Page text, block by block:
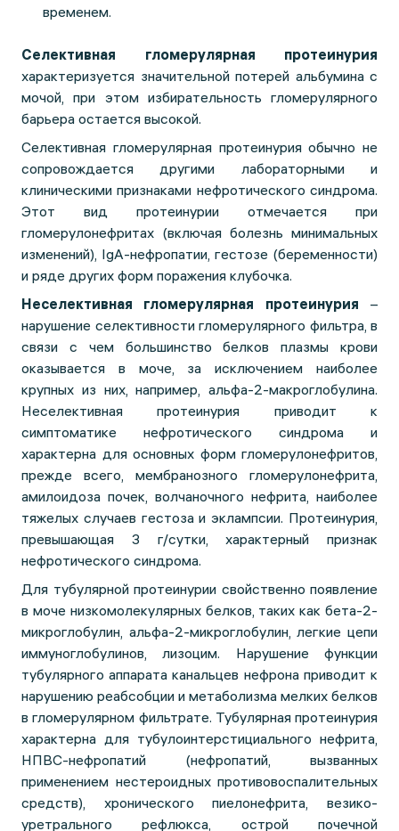
временем.
Селективная гломерулярная протеинурия
характеризуется значительной потерей альбумина с
мочой, при этом избирательность гломерулярного
барьера остается высокой.
Селективная гломерулярная протеинурия обычно не
сопровождается другими лабораторными и
клиническими признаками нефротического синдрома.
Этот вид протеинурии отмечается при
гломерулонефритах (включая болезнь минимальных
изменений), IgA-нефропатии, гестозе (беременности)
и ряде других форм поражения клубочка.
Неселективная гломерулярная протеинурия –
нарушение селективности гломерулярного фильтра, в
связи с чем большинство белков плазмы крови
оказывается в моче, за исключением наиболее
крупных из них, например, альфа-2-макроглобулина.
Неселективная протеинурия приводит к
симптоматике нефротического синдрома и
характерна для основных форм гломерулонефритов,
прежде всего, мембранозного гломерулонефрита,
амилоидоза почек, волчаночного нефрита, наиболее
тяжелых случаев гестоза и эклампсии. Протеинурия,
превышающая 3 г/сутки, характерный признак
нефротического синдрома.
Для тубулярной протеинурии свойственно появление
в моче низкомолекулярных белков, таких как бета-2-
микроглобулин, альфа-2-микроглобулин, легкие цепи
иммуноглобулинов, лизоцим. Нарушение функции
тубулярного аппарата канальцев нефрона приводит к
нарушению реабсобции и метаболизма мелких белков
в гломерулярном фильтрате. Тубулярная протеинурия
характерна для тубулоинтерстициального нефрита,
НПВС-нефропатий (нефропатий, вызванных
применением нестероидных противовоспалительных
средств), хронического пиелонефрита, везико-
уретрального рефлюкса, острой почечной